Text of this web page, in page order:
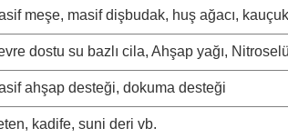
meşe, masif dişbudak, huş ağacı,
dostu su bazlı cila, Ahşap yağı,
ahşap desteği, dokuma desteği
kadife, suni deri vb.